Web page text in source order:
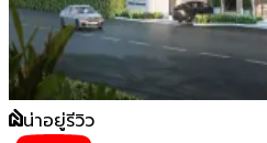
น่าอยู่รีวิว